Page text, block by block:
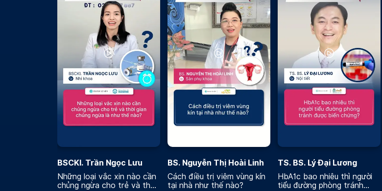
BSCKI. Trần Ngọc Lưu
Những loại vắc xin nào cần
chủng ngừa cho trẻ và thời
BS. Nguyễn Thị Hoài Linh
Cách điều trị viêm vùng kín
tại nhà như thế nào?
TS. BS. Lý Đại Lương
HbA1c bao nhiêu thì người
tiểu đường phòng tránh